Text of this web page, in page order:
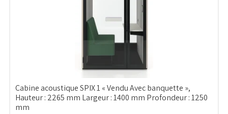
Cabine acoustique SPIX 1 « Vendu Avec banquette »,
Hauteur : 2265 mm Largeur : 1400 mm Profondeur : 1250
mm